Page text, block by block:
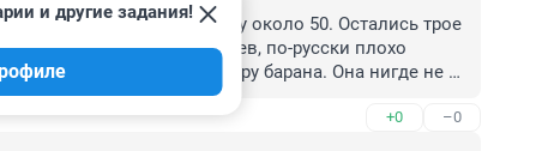
Ей около 35, супругу около 50. Остались трое
лет. Семья азербайджанцев, по-русски плохо
завёрнутое в шкуру барана. Она нигде не
чистые и одеты по погоде.
жалко детей.
+0 –0
и другие задания!